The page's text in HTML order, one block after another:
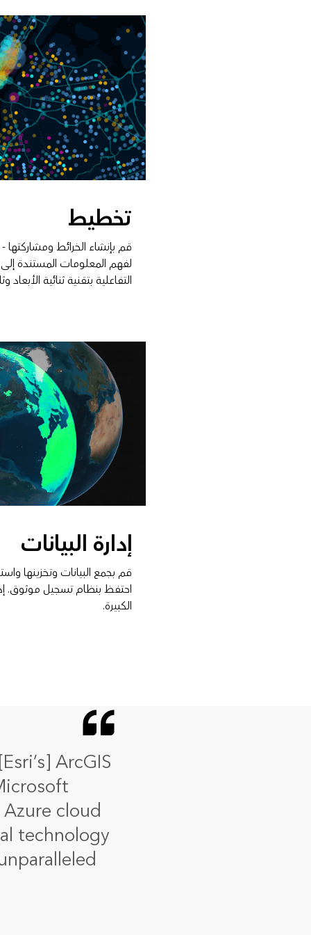
تخطيط
قم بإنشاء الخرائط
لفهم المعلومات المستندة
التفاعلية بتقنية ثنائية الأبعاد
إدارة البيانات
قم بجمع البيانات وتخزينها
احتفظ بنظام تسجيل موثوق.
الكبيرة.
ArcGIS
cloud
technology